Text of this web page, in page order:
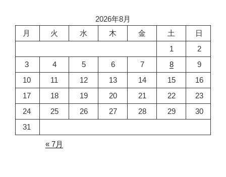
2026年8月
月
火 水 木 金 土
日
1
2
3
4 5 6 7 8
9
10
11 12 13 14 15
16
17
18 19 20 21 22
23
24
25 26 27 28 29
30
31
« 7月